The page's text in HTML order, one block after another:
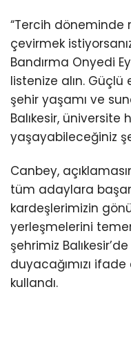
“Tercih döneminde
çevirmek
Bandırma Onyedi
listenize alın. Güçlü
şehir yaşamı ve
Balıkesir, üniversite
yaşayabileceğiniz
Canbey,
tüm adaylara
kardeşlerimizin
yerleşmelerini
şehrimiz
duyacağımızı
kullandı.